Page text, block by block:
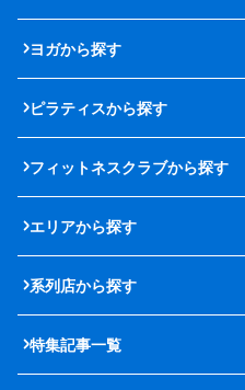
ヨガから探す
ピラティスから探す
フィットネスクラブから探す
エリアから探す
系列店から探す
特集記事一覧